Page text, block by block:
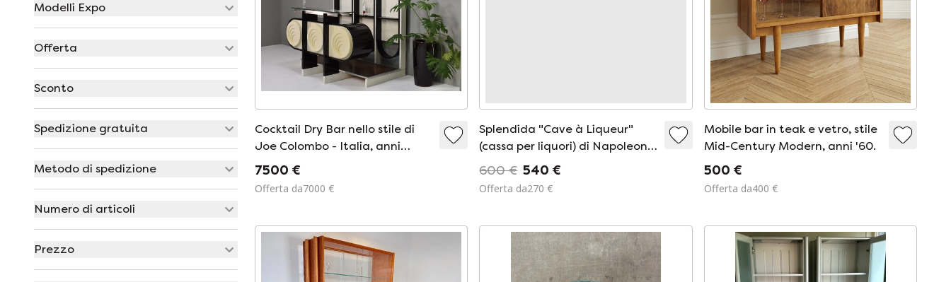
Modelli Expo
Offerta
Sconto
Spedizione gratuita
Metodo di spedizione
Numero di articoli
Prezzo
Cocktail Dry Bar nello stile di
Joe Colombo - Italia, anni
&#39;70
7500 €
Offerta da7000 €
Splendida "Cave à Liqueur"
(cassa per liquori) di Napoleone
III con madreperla e ottone.
600 € 540 €
Offerta da270 €
Mobile bar in teak e vetro, stile
Mid-Century Modern, anni '60.
500 €
Offerta da400 €